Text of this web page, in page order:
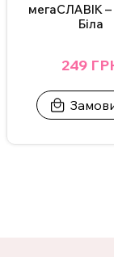
мегаСЛАВІК
Біла
249